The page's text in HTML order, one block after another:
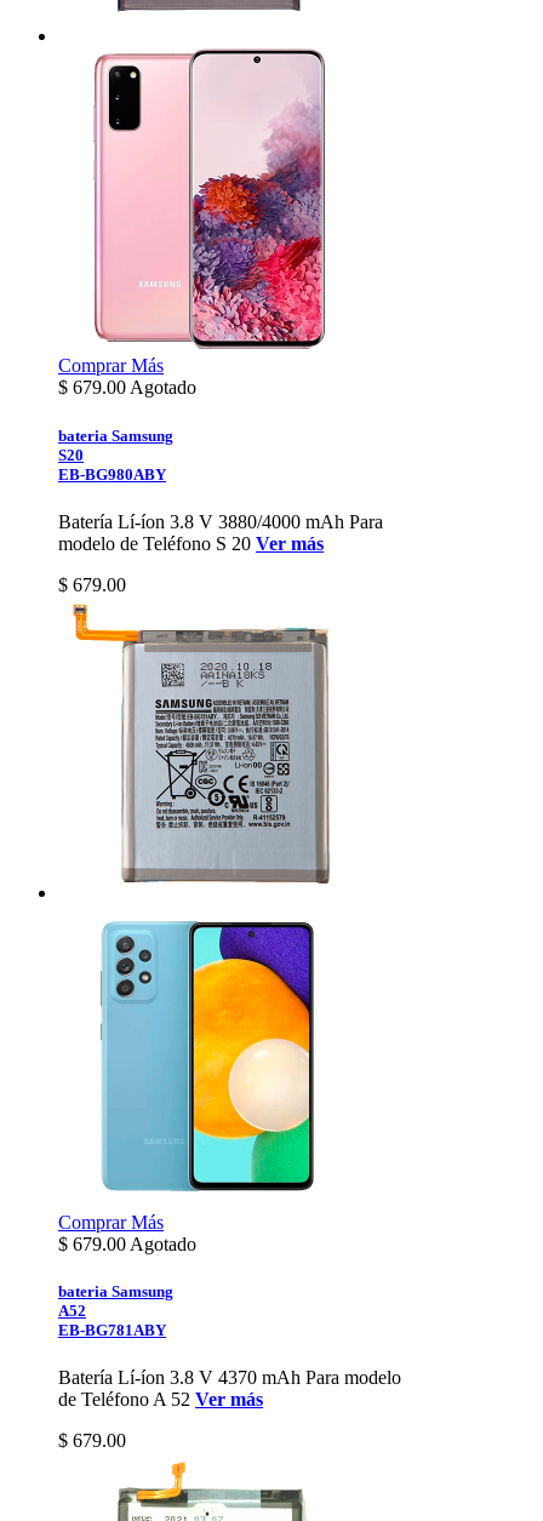
ComprarMás
$ 679.00Agotado
bateria Samsung
S20
EB-BG980ABY
Batería Lí-íon 3.8 V 3880/4000 mAh Para
modelo de Teléfono S 20 Ver más
$ 679.00
ComprarMás
$ 679.00 Agotado
bateria Samsung
A52
EB-BG781ABY
Batería Lí-íon 3.8 V 4370 mAh Para modelo
de Teléfono A 52 Ver más
$ 679.00